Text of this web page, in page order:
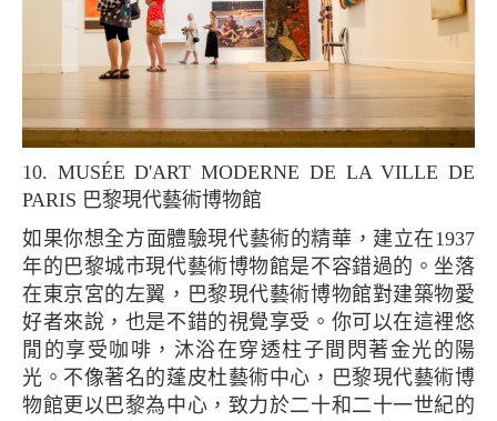
10. MUSÉE D'ART MODERNE DE LA VILLE DE
PARIS 巴黎現代藝術博物館
如果你想全方面體驗現代藝術的精華，建立在1937
年的巴黎城市現代藝術博物館是不容錯過的。坐落
在東京宮的左翼，巴黎現代藝術博物館對建築物愛
好者來說，也是不錯的視覺享受。你可以在這裡悠
閒的享受咖啡，沐浴在穿透柱子間閃著金光的陽
光。不像著名的蓬皮杜藝術中心，巴黎現代藝術博
物館更以巴黎為中心，致力於二十和二十一世紀的